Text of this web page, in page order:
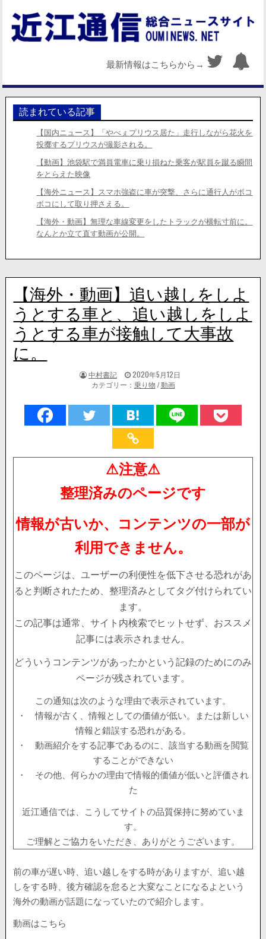
最新情報はこちらから→
読まれている記事
【国内ニュース】「やべぇプリウス居た」走行しながら花火を
投擲するプリウスが撮影される。
【動画】池袋駅で満員電車に乗り損ねた乗客が駅員を蹴る瞬間
をとらえた映像
【海外ニュース】スマホ強盗に車が突撃、さらに通行人がボコ
ボコにして取り押さえる。
【海外・動画】無理な車線変更をしたトラックが横転寸前に。
なんとか立て直す動画が公開。
【海外・動画】追い越しをしよ
うとする車と、追い越しをしよ
うとする車が接触して大事故
に。
著
者:
中村書記
掲
載
2020年5月12日
カテゴリー： 乗り物 /動画
⚠注意⚠
整理済みのページです
情報が古いか、コンテンツの一部が
利用できません。
このページは、ユーザーの利便性を低下させる恐れがあ
ると判断されたため、整理済みとしてタグ付けられてい
ます。
この記事は通常、サイト内検索でヒットせず、おススメ
記事には表示されません。
どういうコンテンツがあったかという記録のためにのみ
ページが残されています。
この通知は次のような理由で表示されています。
・ 情報が古く、情報としての価値が低い。または新しい
情報と錯誤する恐れがある。
・ 動画紹介をする記事であるのに、該当する動画を閲覧
することができない
・ その他、何らかの理由で情報的価値が低いと評価され
た
近江通信では、こうしてサイトの品質保持に努めていま
す。
ご理解とご協力をいただき、ありがとうございます。
前の車が遅い時、追い越しをする時がありますが、追い越
しをする時、後方確認を怠ると大変なことになるよという
海外の動画が話題になっていたので紹介します。
動画はこちら